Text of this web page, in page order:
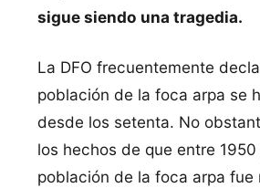
sigue siendo una tragedia.
La DFO frecuentemente
población de la foca arpa se
desde los setenta. No
los hechos de que entre
población de la foca arpa